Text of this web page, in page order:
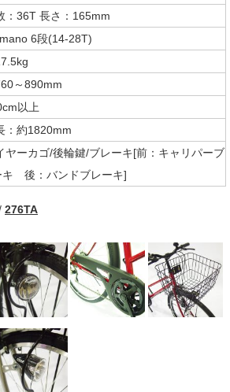
：36T 長さ：165mm
6段(14-28T)
～890mm
以上
：約1820mm
ヤーカゴ/後輪鍵/ブレーキ[前：キャリパーブ
キ 後：バンドブレーキ]
276TA